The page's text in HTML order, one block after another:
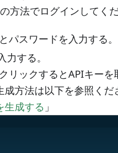
方法でログインしてくだ
パスワードを入力する。
力する。
リックするとAPIキーを
方法は以下を参照くだ
生成する 」